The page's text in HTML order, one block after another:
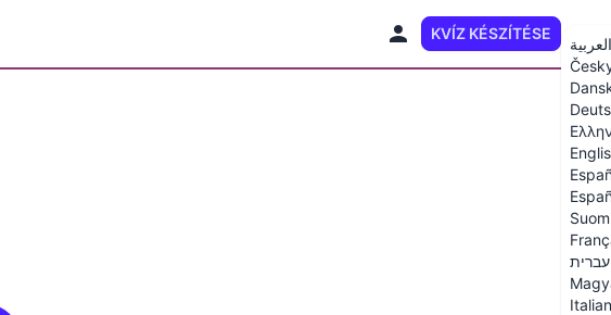
KVÍZ KÉSZÍTÉSE
العربية
עברית